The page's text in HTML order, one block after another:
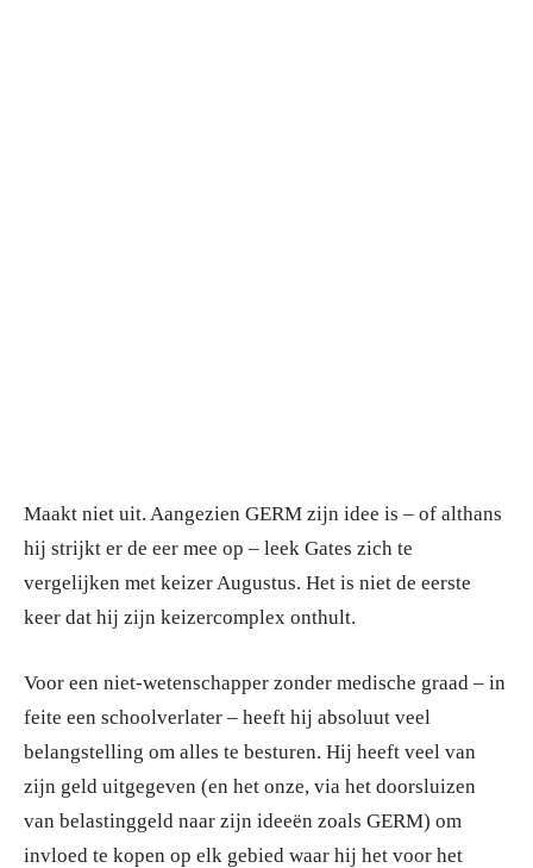
Maakt niet uit. Aangezien GERM zijn idee is – of althans
hij strijkt er de eer mee op – leek Gates zich te
vergelijken met keizer Augustus. Het is niet de eerste
keer dat hij zijn keizercomplex onthult.
Voor een niet-wetenschapper zonder medische graad – in
feite een schoolverlater – heeft hij absoluut veel
belangstelling om alles te besturen. Hij heeft veel van
zijn geld uitgegeven (en het onze, via het doorsluizen
van belastinggeld naar zijn ideeën zoals GERM) om
invloed te kopen op elk gebied waar hij het voor het